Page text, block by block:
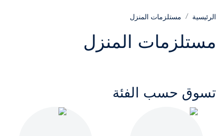
الرئيسية مستلزمات المنزل
مستلزمات المنزل
تسوق حسب الفئة